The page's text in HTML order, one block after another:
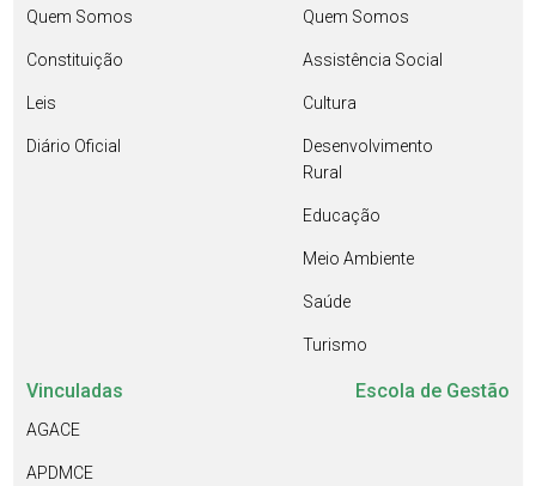
Quem Somos
Constituição
Leis
Diário Oficial
Quem Somos
Assistência Social
Cultura
Desenvolvimento
Rural
Educação
Meio Ambiente
Saúde
Turismo
Vinculadas
AGACE
APDMCE
Escola de Gestão